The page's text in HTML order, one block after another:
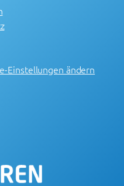
Einstellungen ändern